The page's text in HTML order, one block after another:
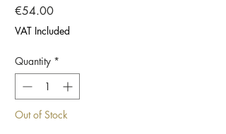
€54.00Price
VAT Included
Quantity *
Out of Stock